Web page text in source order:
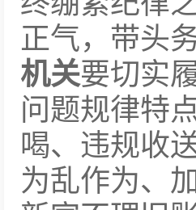
正气，带头
机关要切实
问题规律特
喝、违规收
为乱作为、